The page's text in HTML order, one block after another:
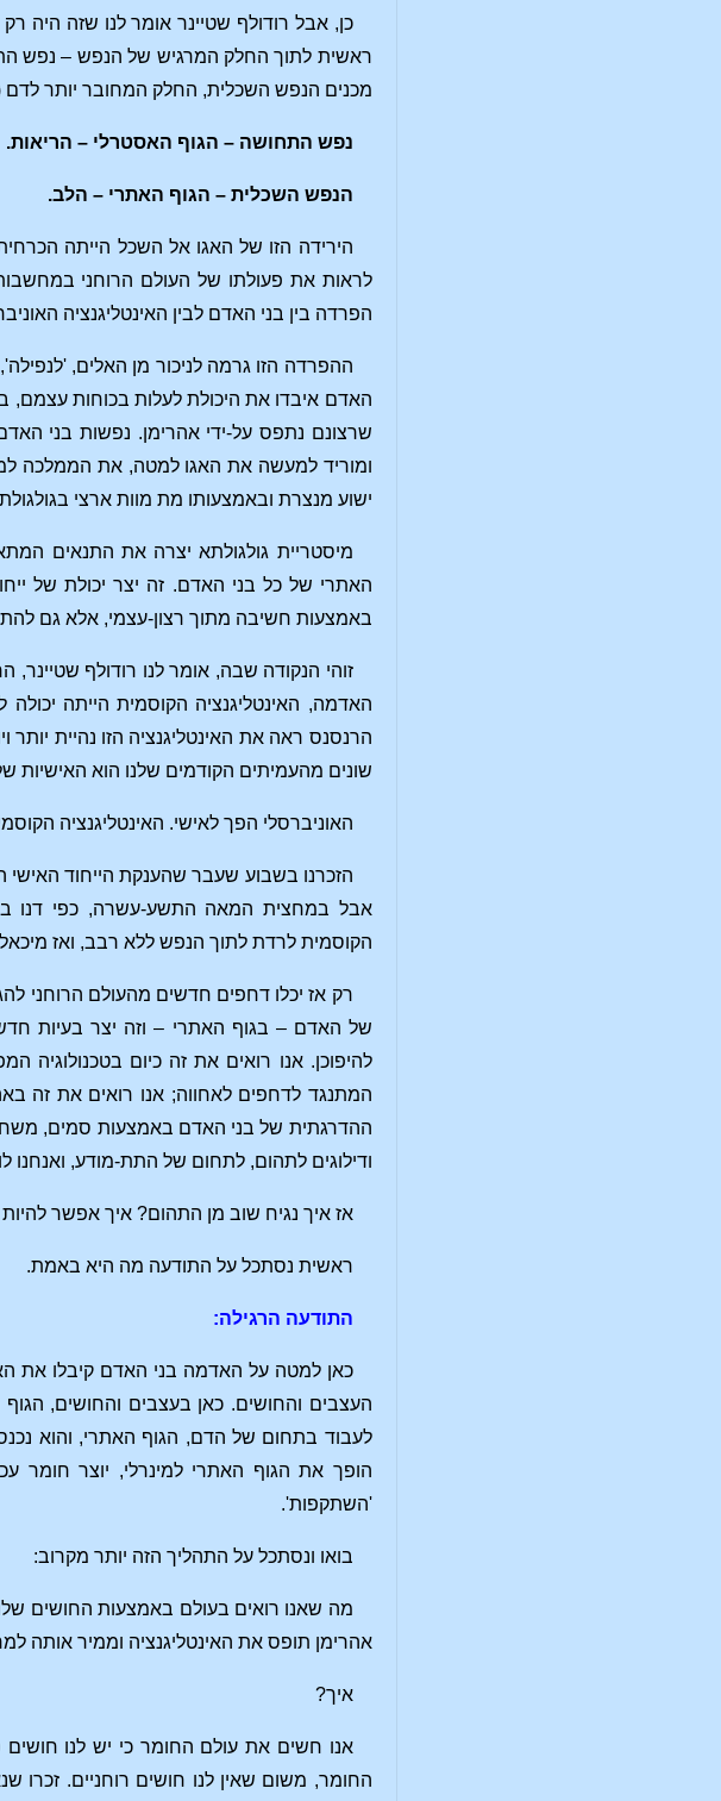
כן, אבל רודולף שטיינר אומר לנו שזה היה
ראשית לתוך החלק המרגיש של הנפש – נפש
מכנים הנפש השכלית, החלק המחובר יותר לדם
נפש התחושה – הגוף האסטרלי – הריאות.
הנפש השכלית – הגוף האתרי – הלב.
הירידה הזו של האגו אל השכל הייתה
לראות את פעולתו של העולם הרוחני
הפרדה בין בני האדם לבין האינטליגנציה
ההפרדה הזו גרמה לניכור מן האלים,
האדם איבדו את היכולת לעלות בכוחות עצמם,
שרצונם נתפס על-ידי אהרימן. נפשות בני האדם
ומוריד למעשה את האגו למטה, את הממלכה
ישוע מנצרת ובאמצעותו מת מוות ארצי
מיסטריית גולגולתא יצרה את התנאים
האתרי של כל בני האדם. זה יצר יכולת של
באמצעות חשיבה מתוך רצון-עצמי, אלא גם
זוהי הנקודה שבה, אומר לנו רודולף
האדמה, האינטליגנציה הקוסמית הייתה
הרנסנס ראה את האינטליגנציה הזו נהיית יותר
שונים מהעמיתים הקודמים שלנו הוא האישיות
האוניברסלי הפך לאישי. האינטליגנציה
הזכרנו בשבוע שעבר שהענקת הייחוד
אבל במחצית המאה התשע-עשרה, כפי דנו
הקוסמית לרדת לתוך הנפש ללא רבב, ואז מיכאל הדף
רק אז יכלו דחפים חדשים מהעולם הרוחני
של האדם – בגוף האתרי – וזה יצר בעיות
להיפוכן. אנו רואים את זה כיום
המתנגד לדחפים לאחווה; אנו רואים את זה
ההדרגתית של בני האדם באמצעות סמים,
ודילוגים לתהום, לתחום של התת-מודע, ואנחנו
אז איך נגיח שוב מן התהום? איך אפשר להיות
ראשית נסתכל על התודעה מה היא באמת.
התודעה הרגילה:
כאן למטה על האדמה בני האדם קיבלו את
העצבים והחושים. כאן בעצבים והחושים,
לעבוד בתחום של הדם, הגוף האתרי, והוא
הופך את הגוף האתרי למינרלי, יוצר
'השתקפות'.
בואו ונסתכל על התהליך הזה יותר מקרוב:
מה שאנו רואים בעולם באמצעות החושים
אהרימן תופס את האינטליגנציה וממיר אותה
איך?
אנו חשים את עולם החומר כי יש לנו
החומר, משום שאין לנו חושים רוחניים. זכרו